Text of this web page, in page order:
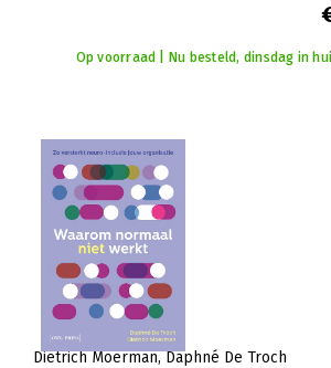
Op voorraad | Nu besteld, dinsdag in
Dietrich Moerman Daphné De Troch